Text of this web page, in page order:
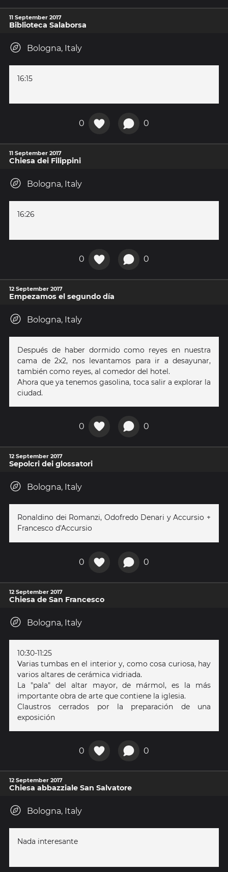
11 September 2017
Biblioteca Salaborsa
Bologna, Italy
16:15
0 0
11 September 2017
Chiesa dei Filippini
Bologna, Italy
16:26
0 0
12 September 2017
Empezamos el segundo día
Bologna, Italy
Después de haber dormido como reyes en nuestra
cama de 2x2, nos levantamos para ir a desayunar,
también como reyes, al comedor del hotel.
Ahora que ya tenemos gasolina, toca salir a explorar la
ciudad.
0 0
12 September 2017
Sepolcri dei glossatori
Bologna, Italy
Ronaldino dei Romanzi, Odofredo Denari y Accursio +
Francesco d'Accursio
0 0
12 September 2017
Chiesa de San Francesco
Bologna, Italy
10:30-11:25
Varias tumbas en el interior y, como cosa curiosa, hay
varios altares de cerámica vidriada.
La "pala" del altar mayor, de mármol, es la más
importante obra de arte que contiene la iglesia.
Claustros cerrados por la preparación de una
exposición
0 0
12 September 2017
Chiesa abbazziale San Salvatore
Bologna, Italy
Nada interesante